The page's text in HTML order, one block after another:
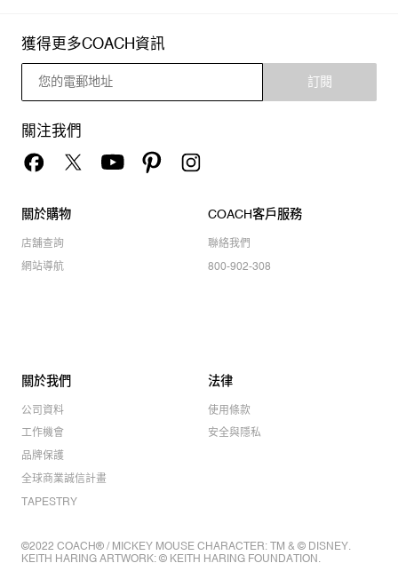
獲得更多COACH資訊
訂閱
關注我們
關於購物
店舖查詢
網站導航
COACH客戶服務
聯絡我們
800-902-308
關於我們
公司資料
工作機會
品牌保護
全球商業誠信計畫
TAPESTRY
法律
使用條款
安全與隱私
©2022 COACH® / MICKEY MOUSE CHARACTER: TM & © DISNEY.
KEITH HARING ARTWORK: © KEITH HARING FOUNDATION.